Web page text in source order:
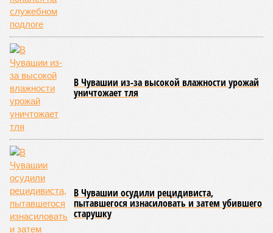
работающий на пищеблоках. В ходе этих проверок у 20
человек были обнаружены возбудители инфекций –
указанные сотрудники были незамедлительно отстранены
от выполнения своих обязанностей и направлены на
лечение.
Представители ведомства отметили, что оперативное
принятие указанных мер позволило избежать
возникновения массовых инфекционных заболеваний
среди детей, находившихся в оздоровительных
учреждениях.
Помимо этого, специалистами проводился лабораторный
контроль качества воды и готовой продукции: из всех
отобранных проб воды в двух случаях (что составило
1,9%) были зафиксированы отклонения по
микробиологическим показателям; также одно готовое
блюдо не соответствовало установленным нормам по